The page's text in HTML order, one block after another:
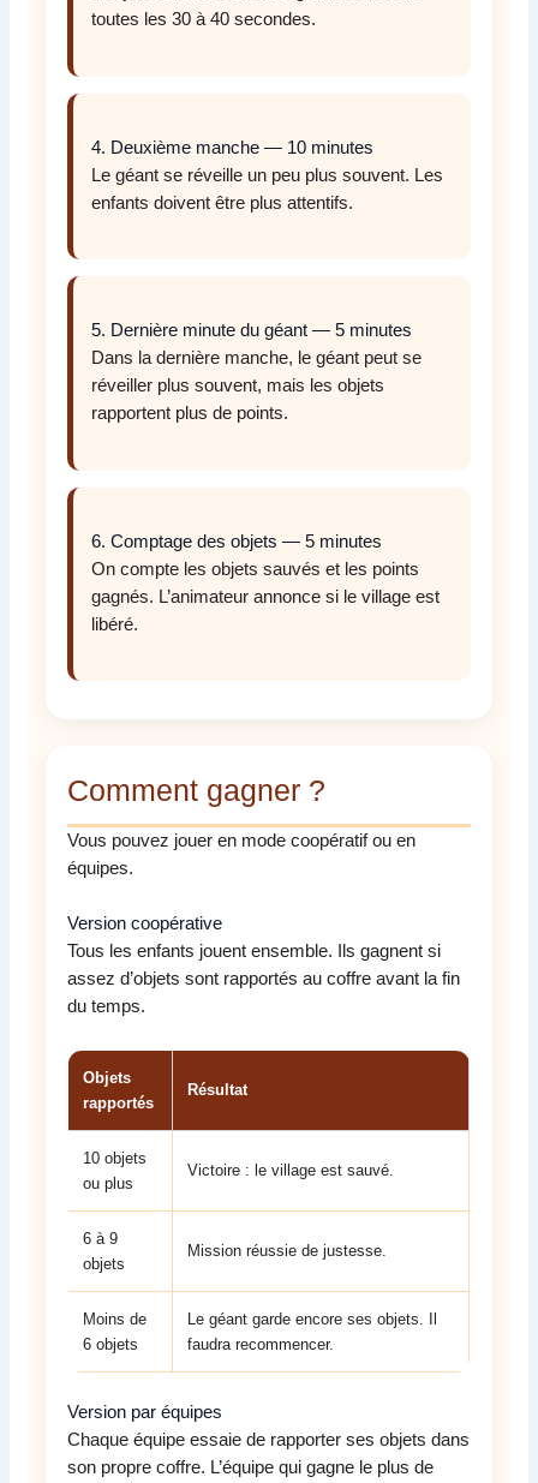
toutes les 30 à 40 secondes.
4. Deuxième manche — 10 minutes
Le géant se réveille un peu plus souvent. Les
enfants doivent être plus attentifs.
5. Dernière minute du géant — 5 minutes
Dans la dernière manche, le géant peut se
réveiller plus souvent, mais les objets
rapportent plus de points.
6. Comptage des objets — 5 minutes
On compte les objets sauvés et les points
gagnés. L’animateur annonce si le village est
libéré.
Comment gagner ?
Vous pouvez jouer en mode coopératif ou en
équipes.
Version coopérative
Tous les enfants jouent ensemble. Ils gagnent si
assez d’objets sont rapportés au coffre avant la fin
du temps.
Objets
rapportés
Résultat
10 objets
ou plus
Victoire : le village est sauvé.
6 à 9
objets
Mission réussie de justesse.
Moins de
6 objets
Le géant garde encore ses objets. Il
faudra recommencer.
Version par équipes
Chaque équipe essaie de rapporter ses objets dans
son propre coffre. L’équipe qui gagne le plus de